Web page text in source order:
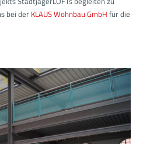
bei der KLAUS Wohnbau GmbH für die